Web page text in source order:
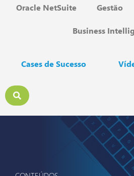
Oracle NetSuite Gestão
Business
Cases de Sucesso